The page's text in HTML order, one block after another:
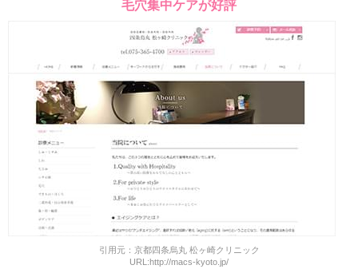
毛穴集中ケアが好評
引用元：京都四条烏丸 松ヶ崎クリニック
URL:http://macs-kyoto.jp/